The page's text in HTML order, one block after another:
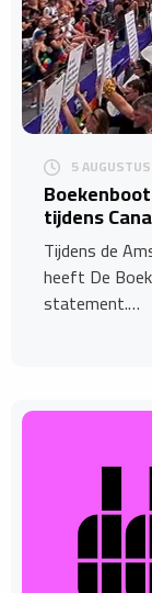
5
tijdens
Tijdens de
heeft De
statement.…